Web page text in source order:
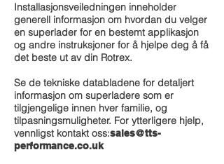
Installasjonsveiledningen inneholder
generell informasjon om hvordan du velger
en superlader for en bestemt applikasjon
og andre instruksjoner for å hjelpe deg å få
det beste ut av din Rotrex.
Se de tekniske databladene for detaljert
informasjon om superladere som er
tilgjengelige innen hver familie, og
tilpasningsmuligheter. For ytterligere hjelp,
vennligst kontakt oss:sales@tts-
performance.co.uk